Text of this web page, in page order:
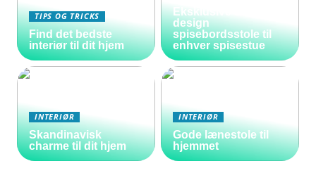
TIPS OG TRICKS
Find det bedste
interiør til dit hjem
Eksklusive danske
design
spisebordsstole til
enhver spisestue
INTERIØR
Skandinavisk
charme til dit hjem
INTERIØR
Gode lænestole til
hjemmet